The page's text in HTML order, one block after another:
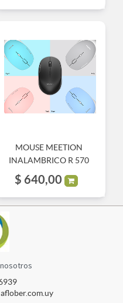
MOUSE MEETION
INALAMBRICO R 570
$ 640,00